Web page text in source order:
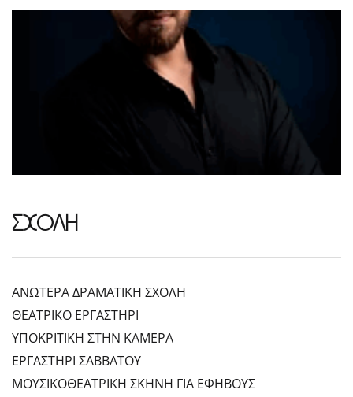
ΣΧΟΛΗ
ΑΝΩΤΕΡΑ ΔΡΑΜΑΤΙΚΗ ΣΧΟΛΗ
ΘΕΑΤΡΙΚΟ ΕΡΓΑΣΤΗΡΙ
ΥΠΟΚΡΙΤΙΚΗ ΣΤΗΝ ΚΑΜΕΡΑ
ΕΡΓΑΣΤΗΡΙ ΣΑΒΒΑΤΟΥ
ΜΟΥΣΙΚΟΘΕΑΤΡΙΚΗ ΣΚΗΝΗ ΓΙΑ ΕΦΗΒΟΥΣ